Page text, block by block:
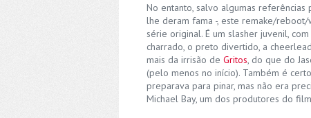
No entanto, salvo algumas
lhe deram fama -, este remake/
série original. É um slasher juvenil,
charrado, o preto divertido, a
mais da irrisão de Gritos , do que do
(pelo menos no início). Também é
preparava para pinar, mas não era
Michael Bay, um dos produtores do